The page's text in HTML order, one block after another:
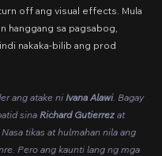
off ang visual effects. Mula
hanggang sa pagsabog,
nakaka-bilib ang prod
ang atake ni Ivana Alawi. Bagay
sina Richard Gutierrez at
Nasa tikas at hulmahan nila ang
Pero ang kaunti lang ng mga